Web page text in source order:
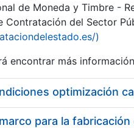
de Moneda y Timbre -
Contratación del Sector
)
encontrar más
optimización
para la fabricación